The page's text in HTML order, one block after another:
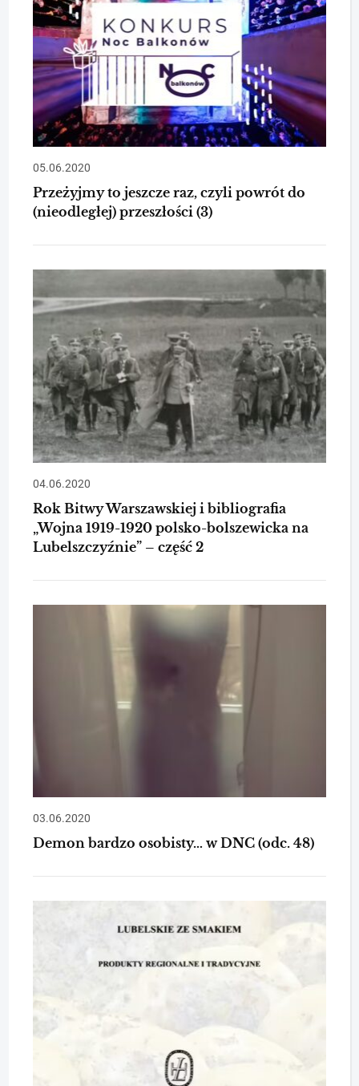
05.06.2020
Przeżyjmy to jeszcze raz, czyli powrót do
(nieodległej) przeszłości (3)
04.06.2020
Rok Bitwy Warszawskiej i bibliografia
„Wojna 1919-1920 polsko-bolszewicka na
Lubelszczyźnie” – część 2
03.06.2020
Demon bardzo osobisty… w DNC (odc. 48)